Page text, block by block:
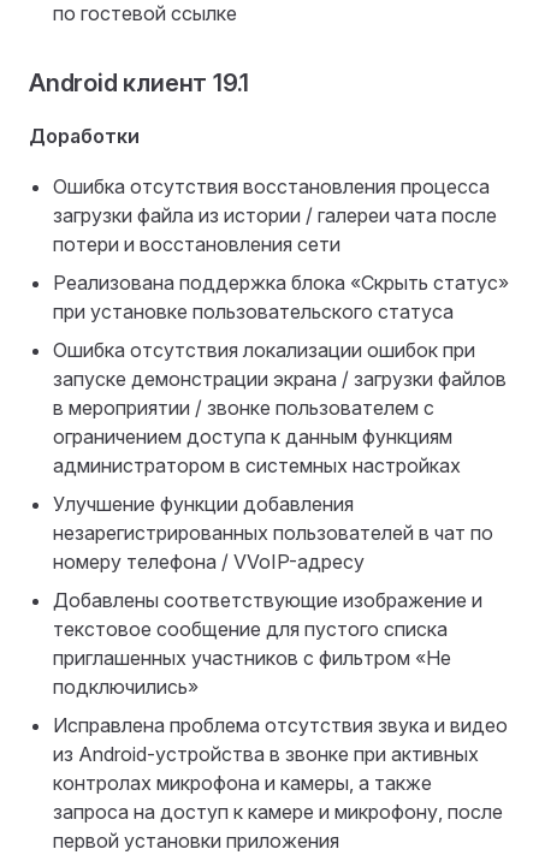
по гостевой ссылке
Android клиент 19.1
Доработки
Ошибка отсутствия восстановления процесса
загрузки файла из истории / галереи чата после
потери и восстановления сети
Реализована поддержка блока «Скрыть статус»
при установке пользовательского статуса
Ошибка отсутствия локализации ошибок при
запуске демонстрации экрана / загрузки файлов
в мероприятии / звонке пользователем с
ограничением доступа к данным функциям
администратором в системных настройках
Улучшение функции добавления
незарегистрированных пользователей в чат по
номеру телефона / VVoIP-адресу
Добавлены соответствующие изображение и
текстовое сообщение для пустого списка
приглашенных участников с фильтром «Не
подключились»
Исправлена проблема отсутствия звука и видео
из Android-устройства в звонке при активных
контролах микрофона и камеры, а также
запроса на доступ к камере и микрофону, после
первой установки приложения